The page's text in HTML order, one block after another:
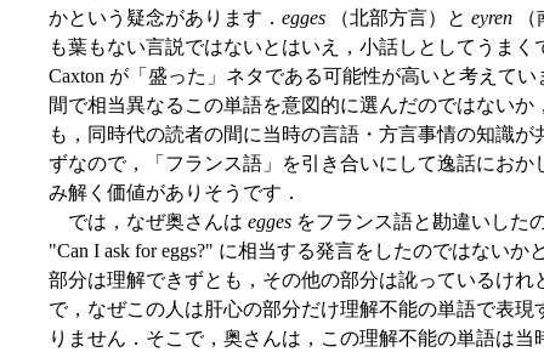
かという疑念があります． egges （北部方言）と eyren
も葉もない言説ではないとはいえ，小話しとしてうま
Caxton が「盛った」ネタである可能性が高いと考えて
間で相当異なるこの単語を意図的に選んだのではない
も，同時代の読者の間に当時の言語・方言事情の知識
ずなので，「フランス語」を引き合いにして逸話にお
み解く価値がありそうです．
では，なぜ奥さんは egges をフランス語と勘違いした
"Can I ask for eggs?" に相当する発言をしたのではない
部分は理解できずとも，その他の部分は訛っているけ
で，なぜこの人は肝心の部分だけ理解不能の単語で表
りません．そこで，奥さんは，この理解不能の単語は